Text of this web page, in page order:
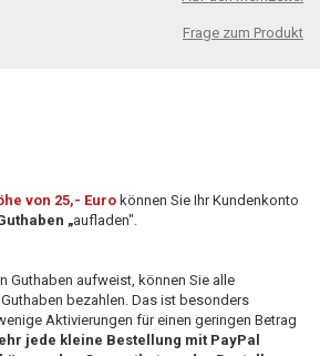
Frage zum Produkt
von 25,- Euro können Sie Ihr Kundenkonto
„aufladen".
Guthaben aufweist, können Sie alle
bezahlen. Das ist besonders
Aktivierungen für einen geringen Betrag
jede kleine Bestellung mit PayPal